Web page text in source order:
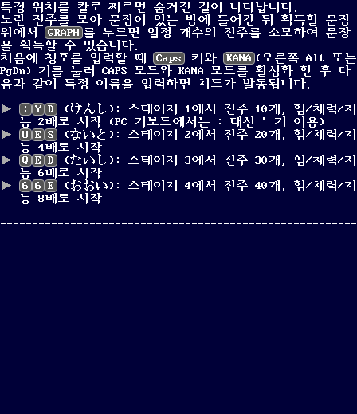
특정 위치를 칼로 찌르면 숨겨진 길이 나타납니다.
노란 진주를 모아 문장이 있는 방에 들어간 뒤 획득할 문장
위에서
GRAPH 를 누르면 일정 개수의 진주를 소모하여 문장
을 획득할 수 있습니다.
처음에 칭호를 입력할 때
Caps 키와 KANA (오른쪽 Alt 또는
PgDn) 키를 눌러 CAPS 모드와 KANA 모드를 활성화 한 후 다
음과 같이 특정 이름을 입력하면 치트가 발동됩니다.
:
Y D
(けんし): 스테이지 1에서 진주 10개, 힘/체력/지
능 2배로 시작 (PC 키보드에서는 : 대신 '
키 이용)
U E S
(ないと): 스테이지 2에서 진주 20개, 힘/체력/지
능 4배로 시작
Q E D
(たいし): 스테이지 3에서 진주 30개, 힘/체력/지
능 6배로 시작
6 6 E
(おおい): 스테이지 4에서 진주 40개, 힘/체력/지
능 8배로 시작